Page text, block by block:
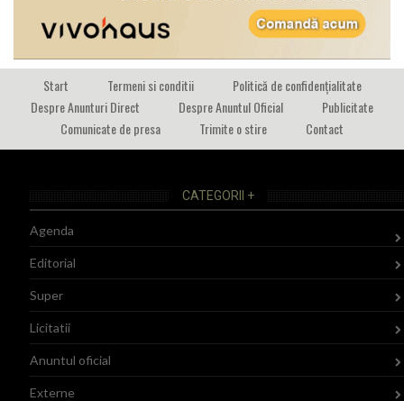
Start Termeni si conditii
Politică de confidențialitate
Despre Anunturi Direct
Despre Anuntul Oficial
Publicitate
Comunicate de presa
Trimite o stire Contact
CATEGORII +
Agenda
Editorial
Super
Licitatii
Anuntul oficial
Externe